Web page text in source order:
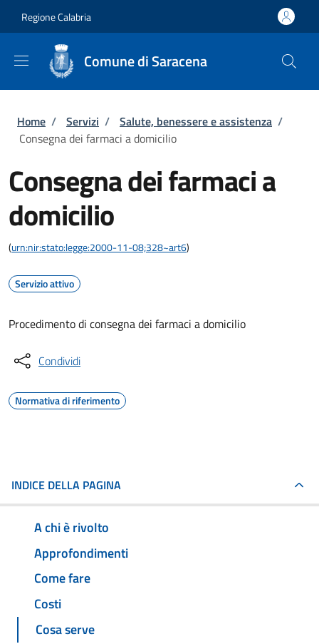
Regione Calabria
Comune di Saracena
Briciole di pane
Home / Servizi / Salute, benessere e assistenza /
Consegna dei farmaci a domicilio
Consegna dei farmaci a
domicilio
(urn:nir:stato:legge:2000-11-08;328~art6)
Servizio attivo
Procedimento di consegna dei farmaci a domicilio
Condividi
Normativa di riferimento
INDICE DELLA PAGINA
A chi è rivolto
Approfondimenti
Come fare
Costi
Cosa serve